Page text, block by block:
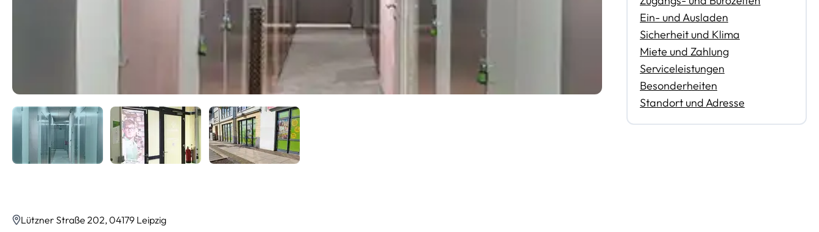
Lützner Straße 202, 04179 Leipzig
Ein- und Ausladen
Sicherheit und Klima
Miete und Zahlung
Serviceleistungen
Besonderheiten
Standort und Adresse